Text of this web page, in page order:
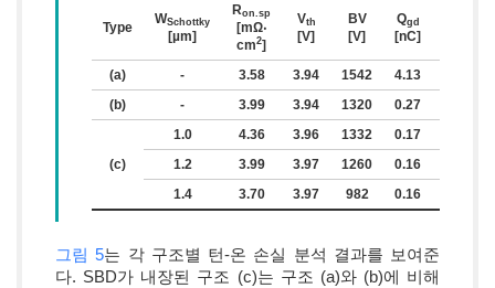
Type
WSchottky
[µm]
Ron.sp
[mΩ‧
cm2]
Vth
[V]
BV
[V]
Qgd
[nC]
(a) - 3.58 3.94 1542 4.13
(b)
- 3.99 3.94 1320 0.27
(c)
1.0 4.36 3.96 1332 0.17
1.2
3.99 3.97 1260 0.16
1.4
3.70 3.97 982 0.16
그림 5는 각 구조별 턴-온 손실 분석 결과를 보여준
다. SBD가 내장된 구조 (c)는 구조 (a)와 (b)에 비해